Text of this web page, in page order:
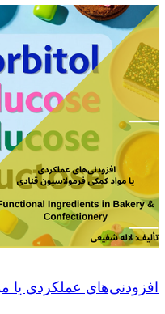
افزودنی‌های عملکردی یا